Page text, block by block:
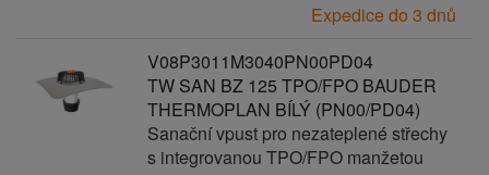
Expedice do 3 dnů
V08P3011M3040PN00PD04
TW SAN BZ 125 TPO/FPO BAUDER
THERMOPLAN BÍLÝ (PN00/PD04)
Sanační vpust pro nezateplené střechy
s integrovanou TPO/FPO manžetou